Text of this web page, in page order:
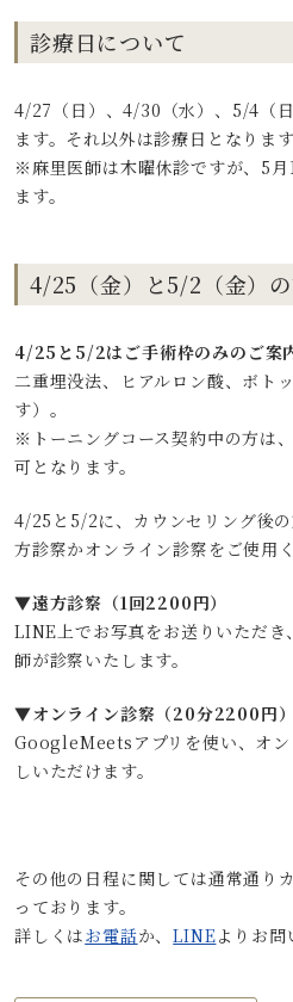
診療日について
4/27（日）、4/30（水）、5/4（
ます。それ以外は診療日となります
※麻里医師は木曜休診ですが、5月
ます。
4/25（金）と5/2（金）
4/25と5/2はご手術枠のみのご案
二重埋没法、ヒアルロン酸、ボト
す）。
※トーニングコース契約中の方は
可となります。
4/25と5/2に、カウンセリング後
方診察かオンライン診察をご使用く
▼遠方診察（1回2200円）
LINE上でお写真をお送りいただき
師が診察いたします。
▼オンライン診察（20分2200円）
GoogleMeetsアプリを使い、オ
しいただけます。
その他の日程に関しては通常通り
っております。
詳しくはお電話か、LINEよりお問